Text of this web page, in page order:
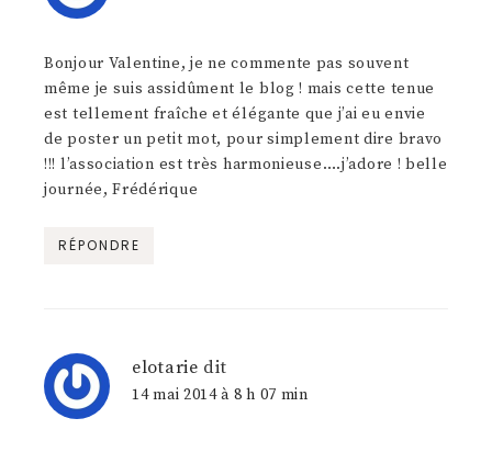
Bonjour Valentine, je ne commente pas souvent
même je suis assidûment le blog ! mais cette tenue
est tellement fraîche et élégante que j’ai eu envie
de poster un petit mot, pour simplement dire bravo
!!! l’association est très harmonieuse….j’adore ! belle
journée, Frédérique
RÉPONDRE
elotarie dit
14 mai 2014 à 8 h 07 min